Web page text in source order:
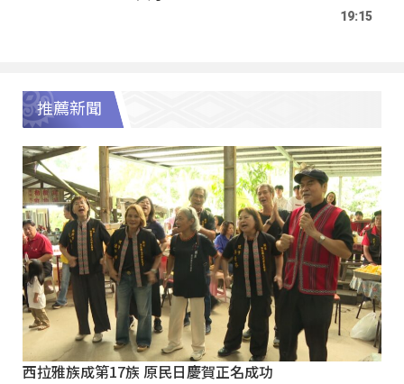
19:15
推薦新聞
西拉雅族成第17族 原民日慶賀正名成功